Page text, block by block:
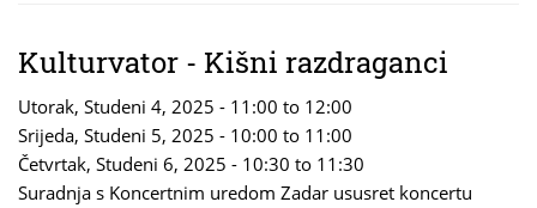
Kulturvator - Kišni razdraganci
Utorak, Studeni 4, 2025 - 11:00 to 12:00
Srijeda, Studeni 5, 2025 - 10:00 to 11:00
Četvrtak, Studeni 6, 2025 - 10:30 to 11:30
Suradnja s Koncertnim uredom Zadar ususret koncertu